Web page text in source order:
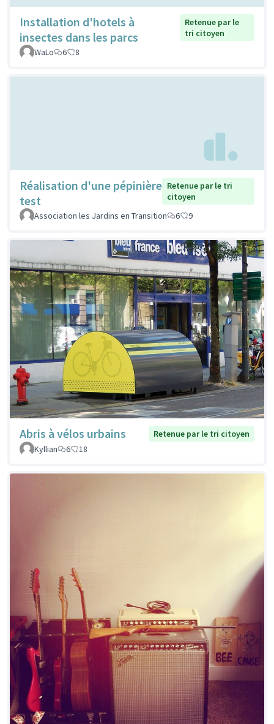
Installation d'hotels à
insectes dans les parcs
Retenue par le
tri citoyen
WaLo
6 8
Réalisation d'une pépinière
test
Retenue par le tri
citoyen
Association les Jardins en Transition
6 9
Abris à vélos urbains
Retenue par le tri citoyen
Kyllian
6 18